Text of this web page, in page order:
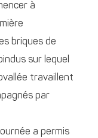
à
briques de
sur lequel
travaillent
par
a permis